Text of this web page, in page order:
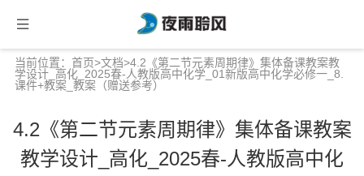
当前位置： 首页>文档>4.2《第二节元素周期律》集体备课教案教
学设计_高化_2025春-人教版高中化学_01新版高中化学必修一_8.
课件+教案_教案（赠送参考）
4.2《第二节元素周期律》集体备课教案
教学设计_高化_2025春-人教版高中化